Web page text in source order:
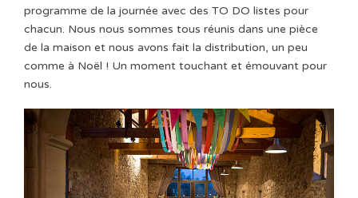
programme de la journée avec des TO DO listes pour
chacun. Nous nous sommes tous réunis dans une pièce
de la maison et nous avons fait la distribution, un peu
comme à Noël ! Un moment touchant et émouvant pour
nous.